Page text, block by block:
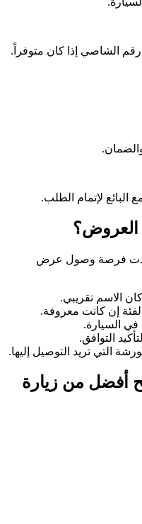
الشاصي إذا كان متوفراً.
لإتمام الطلب.
العروض؟
فرصة وصول عرض
الاسم تقريبي.
إن كانت معروفة.
في السيارة.
التي تريد التوصيل إليها.
أفضل من زيارة